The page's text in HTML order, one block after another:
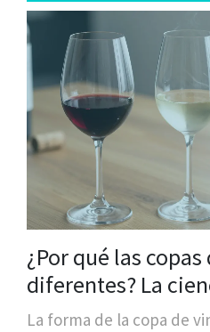
¿Por qué las
diferentes? La
cada forma
La forma de la copa de